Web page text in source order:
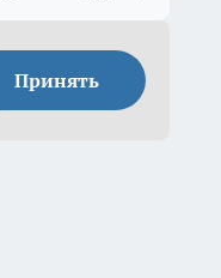
Принять